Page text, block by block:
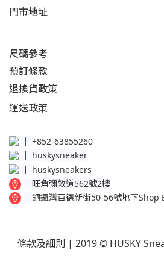
門市地址
尺碼參考
預訂條款
退換貨政策​
運送政策​
│ +852-63855260
huskysneaker
│ huskysneakers
│ 旺角彌敦道562號2樓
│ 銅鑼灣百德新街50-56號地下Shop
條款及細則 | 2019 © HUSKY